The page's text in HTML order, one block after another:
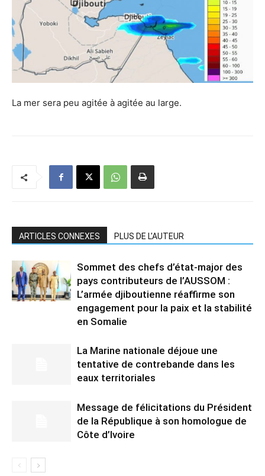
La mer sera peu agitée à agitée au large.
ARTICLES CONNEXES PLUS DE L'AUTEUR
Sommet des chefs d’état-major des
pays contributeurs de l’AUSSOM :
L’armée djiboutienne réaffirme son
engagement pour la paix et la stabilité
en Somalie
La Marine nationale déjoue une
tentative de contrebande dans les
eaux territoriales
Message de félicitations du Président
de la République à son homologue de
Côte d’Ivoire